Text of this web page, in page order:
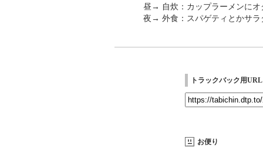
昼→ 自炊：カップラーメンにオ
夜→ 外食：スパゲティとかサラ
トラックバック用URL
お便り